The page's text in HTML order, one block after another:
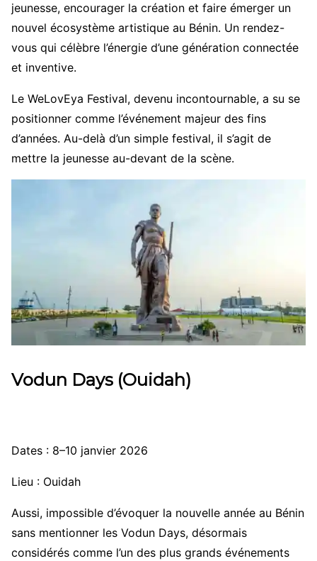
jeunesse, encourager la création et faire émerger un
nouvel écosystème artistique au Bénin. Un rendez-
vous qui célèbre l’énergie d’une génération connectée
et inventive.
Le WeLovEya Festival, devenu incontournable, a su se
positionner comme l’événement majeur des fins
d’années. Au-delà d’un simple festival, il s’agit de
mettre la jeunesse au-devant de la scène.
Vodun Days (Ouidah)
Dates : 8–10 janvier 2026
Lieu : Ouidah
Aussi, impossible d’évoquer la nouvelle année au Bénin
sans mentionner les Vodun Days, désormais
considérés comme l’un des plus grands événements